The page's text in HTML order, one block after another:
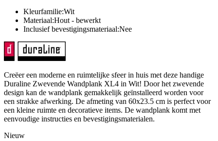
Kleurfamilie:Wit
Materiaal:Hout - bewerkt
Inclusief bevestigingsmateriaal:Nee
Creëer een moderne en ruimtelijke sfeer in huis met deze handige
Duraline Zwevende Wandplank XL4 in Wit! Door het zwevende
design kan de wandplank gemakkelijk geïnstalleerd worden voor
een strakke afwerking. De afmeting van 60x23.5 cm is perfect voor
een kleine ruimte en decoratieve items. De wandplank komt met
eenvoudige instructies en bevestigingsmaterialen.
Nieuw